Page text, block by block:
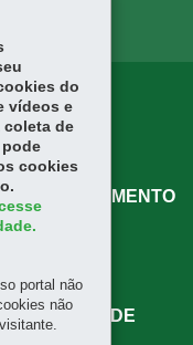
- ATENDIMENTO
- SEDE
do
vídeos e
coleta de
cookies
portal não
não